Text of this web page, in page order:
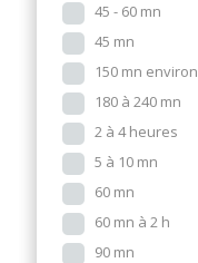
45 - 60 mn
45 mn
150 mn environ
180 à 240 mn
2 à 4 heures
5 à 10 mn
60 mn
60 mn à 2 h
90 mn